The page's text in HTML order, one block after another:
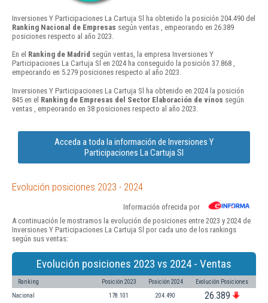
Inversiones Y Participaciones La Cartuja Sl ha obtenido la posición 204.490 del
Ranking Nacional de Empresas según ventas , empeorando en 26.389
posiciones respecto al año 2023.
En el Ranking de Madrid según ventas, la empresa Inversiones Y
Participaciones La Cartuja Sl en 2024 ha conseguido la posición 37.868 ,
empeorando en 5.279 posiciones respecto al año 2023.
Inversiones Y Participaciones La Cartuja Sl ha obtenido en 2024 la posición
845 en el Ranking de Empresas del Sector Elaboración de vinos según
ventas , empeorando en 38 posiciones respecto al año 2023.
Acceda a toda la información de Inversiones Y
Participaciones La Cartuja Sl
Evolución posiciones 2023 - 2024
Información ofrecida por
A continuación le mostramos la evolución de posiciones entre 2023 y 2024 de
Inversiones Y Participaciones La Cartuja Sl por cada uno de los rankings
según sus ventas:
Evolución posiciones 2023 vs 2024 - Ventas
Ranking Posición 2023 Posición 2024 Evolución Posiciones
Nacional 178.101 204.490 26.389